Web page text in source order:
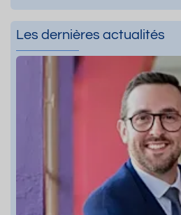
Les dernières actualités